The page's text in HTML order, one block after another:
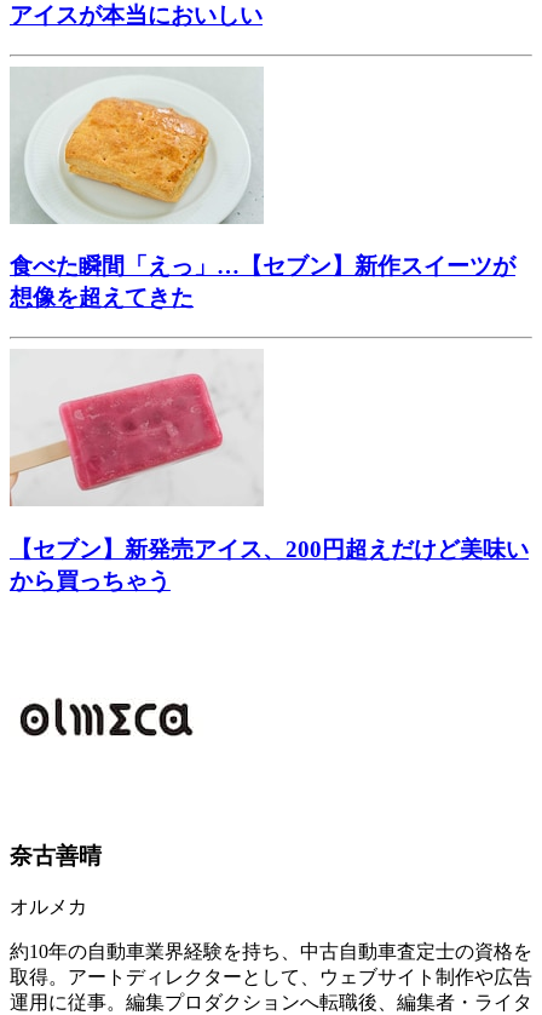
アイスが本当においしい
食べた瞬間「えっ」…【セブン】新作スイーツが
想像を超えてきた
【セブン】新発売アイス、200円超えだけど美味い
から買っちゃう
奈古善晴
オルメカ
約10年の自動車業界経験を持ち、中古自動車査定士の資格を
取得。アートディレクターとして、ウェブサイト制作や広告
運用に従事。編集プロダクションへ転職後、編集者・ライタ